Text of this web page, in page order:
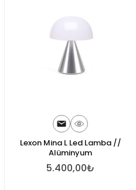
Lexon Mina L Led Lamba //
Alüminyum
5.400,00₺